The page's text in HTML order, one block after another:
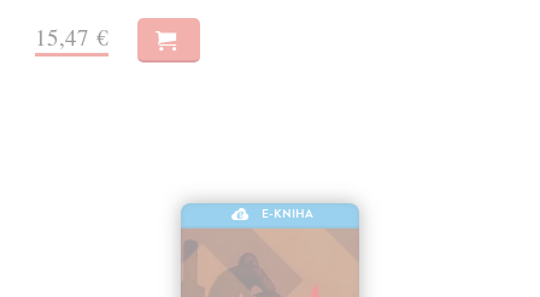
15,47 €
E-KNIHA